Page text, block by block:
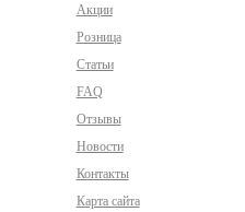
Акции
Розница
Статьи
FAQ
Отзывы
Новости
Контакты
Карта сайта